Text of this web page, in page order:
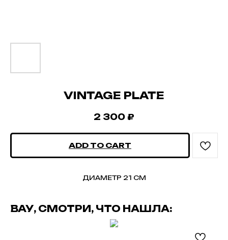
VINTAGE PLATE
2 300 ₽
ADD TO CART
ДИАМЕТР 21 СМ
ВАУ, СМОТРИ, ЧТО НАШЛА: